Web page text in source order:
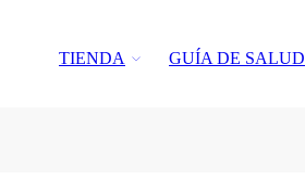
TIENDA GUÍA DE SALUD